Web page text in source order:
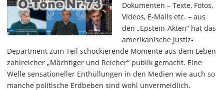
Dokumenten – Texte, Fotos,
Videos, E-Mails etc. – aus
den „Epstein-Akten“ hat das
amerikanische Justiz-
Department zum Teil schockierende Momente aus dem Leben
zahlreicher „Mächtiger und Reicher“ publik gemacht. Eine
Welle sensationeller Enthüllungen in den Medien wie auch so
manche politische Erdbeben sind wohl unvermeidlich.